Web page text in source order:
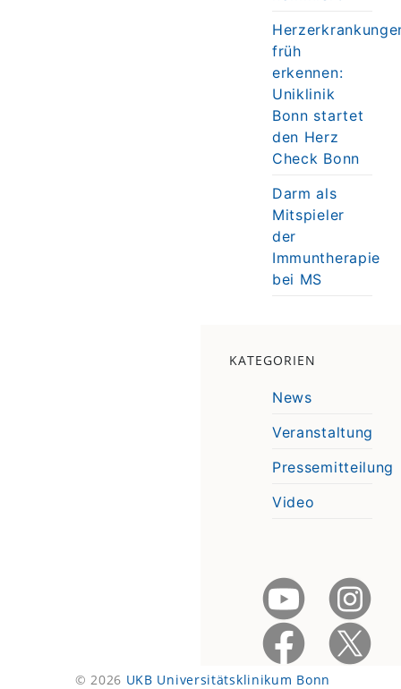
früh
erkennen:
Uniklinik
Bonn startet
den Herz
Check Bonn
Darm als
Mitspieler
der
Immuntherapie
bei MS
KATEGORIEN
News
Veranstaltung
Pressemitteilung
Video
© 2026 UKB Universitätsklinikum Bonn